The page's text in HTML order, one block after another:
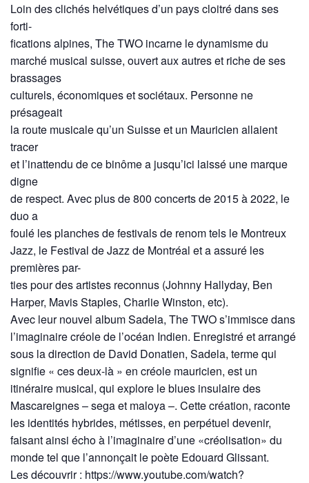
Loin des clichés helvétiques d’un pays cloitré dans ses
forti-
fications alpines, The TWO incarne le dynamisme du
marché musical suisse, ouvert aux autres et riche de ses
brassages
culturels, économiques et sociétaux. Personne ne
présageait
la route musicale qu’un Suisse et un Mauricien allaient
tracer
et l’inattendu de ce binôme a jusqu’ici laissé une marque
digne
de respect. Avec plus de 800 concerts de 2015 à 2022, le
duo a
foulé les planches de festivals de renom tels le Montreux
Jazz, le Festival de Jazz de Montréal et a assuré les
premières par-
ties pour des artistes reconnus (Johnny Hallyday, Ben
Harper, Mavis Staples, Charlie Winston, etc).
Avec leur nouvel album Sadela, The TWO s’immisce dans
l’imaginaire créole de l’océan Indien. Enregistré et arrangé
sous la direction de David Donatien, Sadela, terme qui
signifie « ces deux-là » en créole mauricien, est un
itinéraire musical, qui explore le blues insulaire des
Mascareignes – sega et maloya –. Cette création, raconte
les identités hybrides, métisses, en perpétuel devenir,
faisant ainsi écho à l’imaginaire d’une «créolisation» du
monde tel que l’annonçait le poète Edouard Glissant.
Les découvrir : https://www.youtube.com/watch?